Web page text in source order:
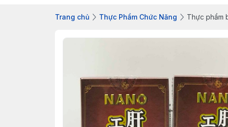
Trang chủ Thực Phẩm Chức Năng Thực phẩm